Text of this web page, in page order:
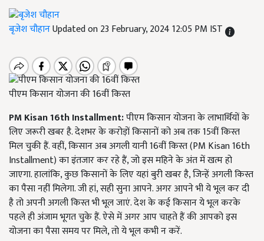
बृजेश चौहानUpdated on 23 February, 2024 12:05 PM IST
पीएम किसान योजना की 16वीं किस्त
PM Kisan 16th Installment:पीएम किसान योजना के लाभार्थियों के
लिए जरूरी खबर है. देशभर के करोड़ों किसानों को अब तक 15वीं किस्त
मिल चुकी हैं. वहीं, किसान अब अगली यानी 16वीं किस्त (PM Kisan 16th
Installment) का इंतजार कर रहे हैं, जो इस महिने के अंत में खत्म हो
जाएगा. हालांकि, कुछ किसानों के लिए यहां बुरी खबर है, जिन्हें अगली किस्त
का पैसा नहीं मिलेगा. जी हां, सही सुना आपने. अगर आपने भी ये भूल कर दी
है तो अपनी अगली किस्त भी भूल जाएं. देश के कई किसान ये भूल करके
पहले ही अंजाम भूगत चुके हैं. ऐसे में अगर आप चाहते हैं की आपको इस
योजना का पैसा समय पर मिले, तो ये भूल कभी न करें.